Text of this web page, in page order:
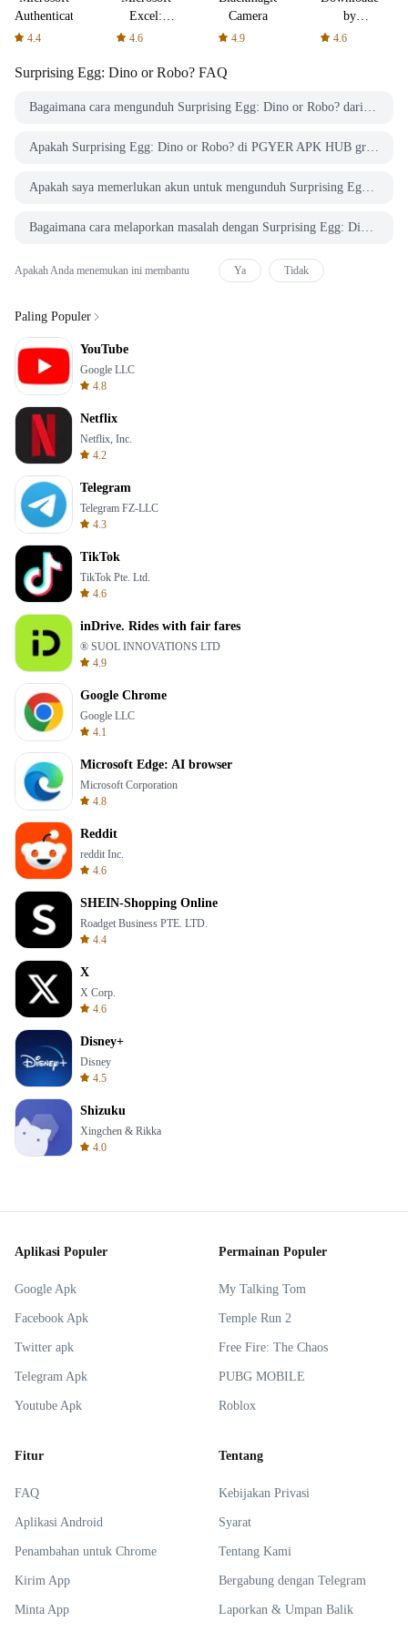
Authenticator
4.4
Excel:
Spreadsheets
4.6
Camera
4.9
by
AFTVnews
4.6
Surprising Egg: Dino or Robo? FAQ
Bagaimana cara mengunduh Surprising Egg: Dino or Robo? dari PGYER APK HUB?
Apakah Surprising Egg: Dino or Robo? di PGYER APK HUB gratis untuk diunduh?
Apakah saya memerlukan akun untuk mengunduh Surprising Egg: Dino or Robo? dari PGYER APK HUB?
Bagaimana cara melaporkan masalah dengan Surprising Egg: Dino or Robo? di PGYER APK HUB?
Apakah Anda menemukan ini membantu Ya Tidak
Paling Populer
YouTube
Google LLC
4.8
Netflix
Netflix, Inc.
4.2
Telegram
Telegram FZ-LLC
4.3
TikTok
TikTok Pte. Ltd.
4.6
inDrive. Rides with fair fares
® SUOL INNOVATIONS LTD
4.9
Google Chrome
Google LLC
4.1
Microsoft Edge: AI browser
Microsoft Corporation
4.8
Reddit
reddit Inc.
4.6
SHEIN-Shopping Online
Roadget Business PTE. LTD.
4.4
X
X Corp.
4.6
Disney+
Disney
4.5
Shizuku
Xingchen & Rikka
4.0
Aplikasi Populer
Google Apk
Facebook Apk
Twitter apk
Telegram Apk
Youtube Apk
Permainan Populer
My Talking Tom
Temple Run 2
Free Fire: The Chaos
PUBG MOBILE
Roblox
Fitur
FAQ
Aplikasi Android
Penambahan untuk Chrome
Kirim App
Minta App
Tentang
Kebijakan Privasi
Syarat
Tentang Kami
Bergabung dengan Telegram
Laporkan & Umpan Balik